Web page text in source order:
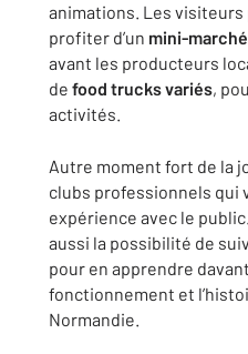
animations. Les
profiter d’un mini-
avant les producteurs
de food trucks variés,
activités.
Autre moment fort de la
clubs professionnels qui
expérience avec le
aussi la possibilité de
pour en apprendre
fonctionnement et
Normandie.